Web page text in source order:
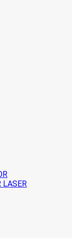
LASER